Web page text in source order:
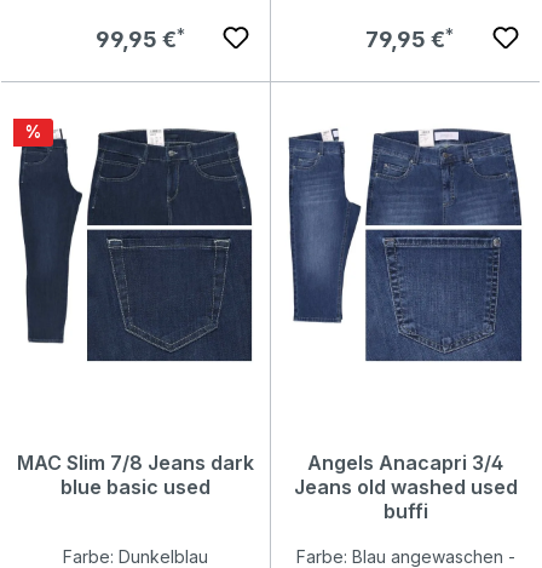
Regulärer Preis:
99,95 € Regulärer Preis:
79,95 €
Rabatt
%
MAC Slim 7/8 Jeans dark
blue basic used
Farbe: Dunkelblau
Angels Anacapri 3/4
Jeans old washed used
buffi
Farbe: Blau angewaschen -